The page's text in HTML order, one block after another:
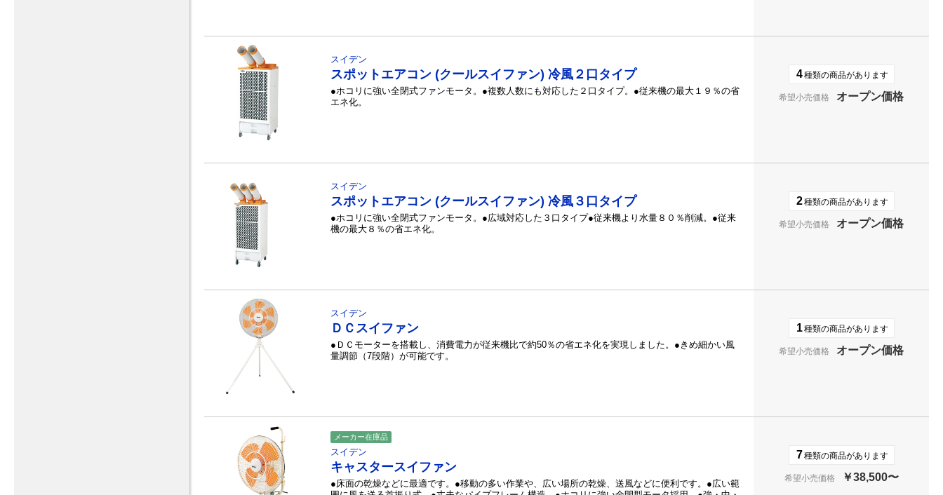
スイデン
スポットエアコン (クールスイファン) 冷風２口タイプ
●ホコリに強い全閉式ファンモータ。●複数人数にも対応した２口タイプ。●従来機の最大１９％の省
エネ化。
4種類の商品があります
希望小売価格 オープン価格
スイデン
スポットエアコン (クールスイファン) 冷風３口タイプ
●ホコリに強い全閉式ファンモータ。●広域対応した３口タイプ●従来機より水量８０％削減。●従来
機の最大８％の省エネ化。
2種類の商品があります
希望小売価格 オープン価格
スイデン
ＤＣスイファン
●ＤＣモーターを搭載し、消費電力が従来機比で約50％の省エネ化を実現しました。●きめ細かい風
量調節（7段階）が可能です。
1種類の商品があります
希望小売価格 オープン価格
メーカー在庫品
スイデン
キャスタースイファン
●床面の乾燥などに最適です。●移動の多い作業や、広い場所の乾燥、送風などに便利です。●広い範
7種類の商品があります
希望小売価格 ￥38,500〜